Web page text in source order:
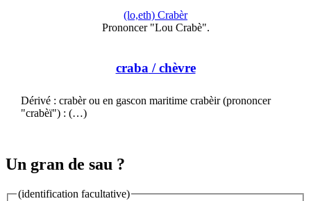
(lo,eth) Crabèr
Prononcer "Lou Crabè".
craba / chèvre
Dérivé : crabèr ou en gascon maritime crabèir (prononcer
"crabèï") : (…)
Un gran de sau ?
(identification facultative)